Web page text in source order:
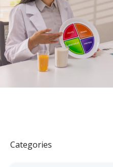
Categories